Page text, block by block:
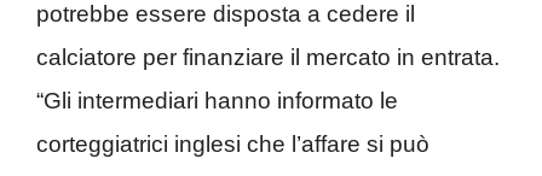
potrebbe essere disposta a cedere il
calciatore per finanziare il mercato in entrata.
“Gli intermediari hanno informato le
corteggiatrici inglesi che l’affare si può